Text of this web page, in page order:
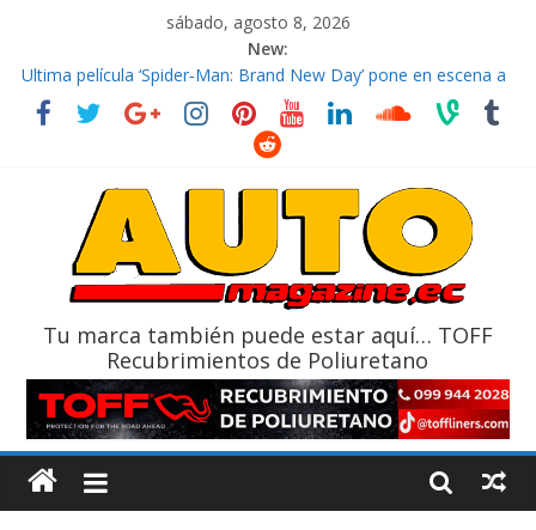
sábado, agosto 8, 2026
New:
El costo de tener un vehículo gana protagonismo a la hora de
decidir
Ultima película ‘Spider‑Man: Brand New Day’ pone en escena a
La Vuelta al Ecuador 2026, edición 47ª, recorre 7 provincias en 8
La FEDAK recibe 12 Sinotruk Bolden para cubrir las rutas de La
Tu marca también puede estar aquí… TOFF
Recubrimientos de Poliuretano